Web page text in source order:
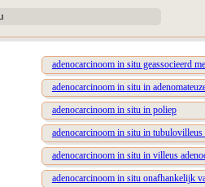
adenocarcinoom in situ geassocieerd
adenocarcinoom in situ in
adenocarcinoom in situ in poliep
adenocarcinoom in situ in tubulovilleus
adenocarcinoom in situ in villeus
adenocarcinoom in situ onafhankelijk